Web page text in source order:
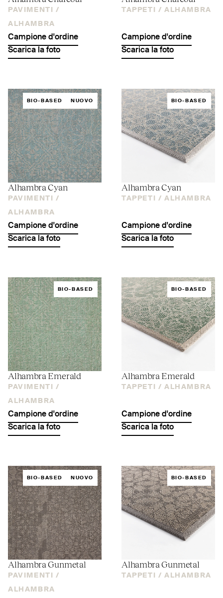
PAVIMENTI /
ALHAMBRA
Campione d'ordine
Scarica la foto
TAPPETI / ALHAMBRA
Campione d'ordine
Scarica la foto
BIO-BASED NUOVO
Alhambra Cyan
PAVIMENTI /
ALHAMBRA
Campione d'ordine
Scarica la foto
BIO-BASED
Alhambra Cyan
TAPPETI / ALHAMBRA
Campione d'ordine
Scarica la foto
BIO-BASED
Alhambra Emerald
PAVIMENTI /
ALHAMBRA
Campione d'ordine
Scarica la foto
BIO-BASED
Alhambra Emerald
TAPPETI / ALHAMBRA
Campione d'ordine
Scarica la foto
BIO-BASED NUOVO
Alhambra Gunmetal
PAVIMENTI /
ALHAMBRA
BIO-BASED
Alhambra Gunmetal
TAPPETI / ALHAMBRA